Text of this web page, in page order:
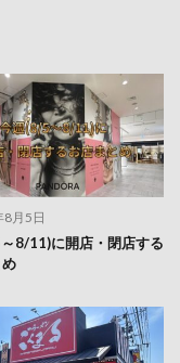
8月5日
8/11)に開店・閉店する